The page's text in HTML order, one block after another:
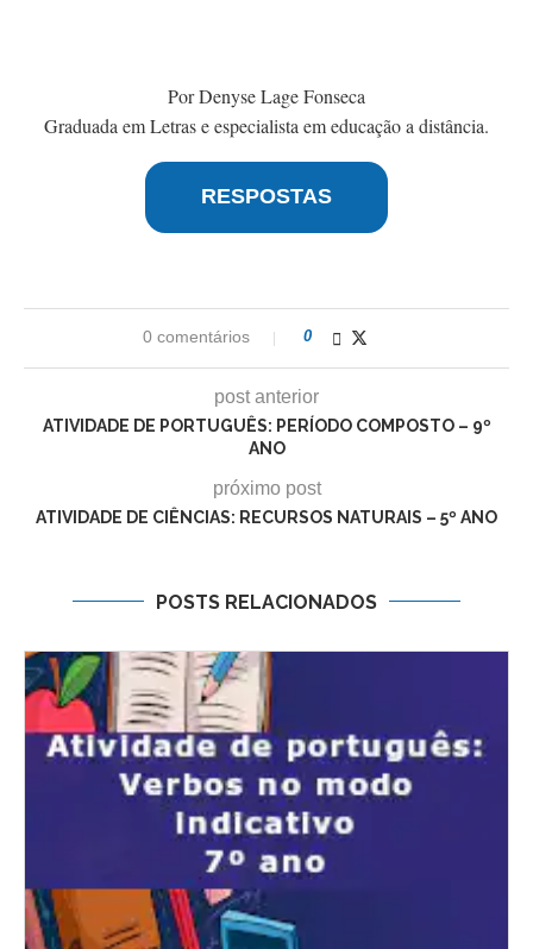
Por Denyse Lage Fonseca
Graduada em Letras e especialista em educação a distância.
RESPOSTAS
0 comentários 0
post anterior
ATIVIDADE DE PORTUGUÊS: PERÍODO COMPOSTO – 9º
ANO
próximo post
ATIVIDADE DE CIÊNCIAS: RECURSOS NATURAIS – 5º ANO
POSTS RELACIONADOS